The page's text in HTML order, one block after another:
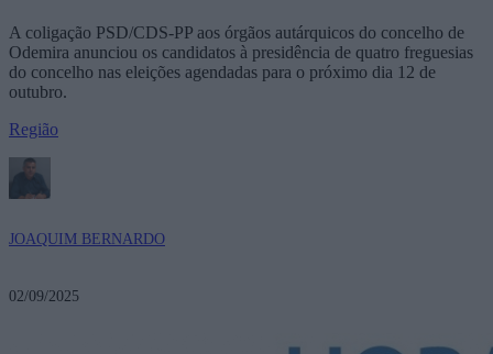
A coligação PSD/CDS-PP aos órgãos autárquicos do concelho de
Odemira anunciou os candidatos à presidência de quatro freguesias
do concelho nas eleições agendadas para o próximo dia 12 de
outubro.
Região
JOAQUIM BERNARDO
02/09/2025